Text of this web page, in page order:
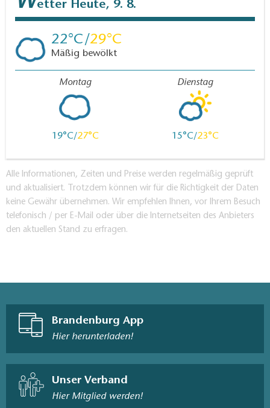
etter Heute, 9. 8.
22 29
Mäßig bewölkt
Montag
19 27
Dienstag
15 23
Alle Informationen, Zeiten und Preise werden regelmäßig geprüft
und aktualisiert. Trotzdem können wir für die Richtigkeit der Daten
keine Gewähr übernehmen. Wir empfehlen Ihnen, vor Ihrem Besuch
telefonisch / per E-Mail oder über die Internetseiten des Anbieters
den aktuellen Stand zu erfragen.
Brandenburg App
Hier herunterladen!
Unser Verband
Hier Mitglied werden!